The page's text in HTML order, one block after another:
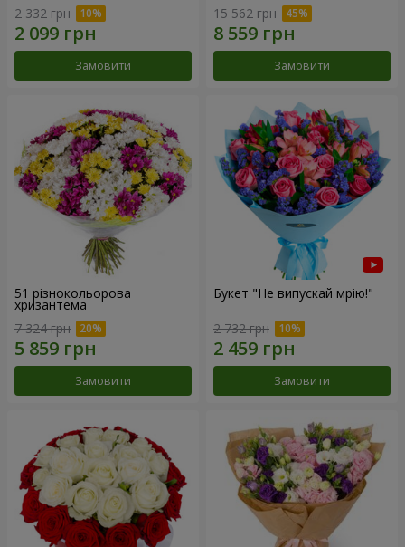
2 332 грн
Замовити
15 562 грн
Замовити
51 різнокольорова
хризантема
7 324 грн
Замовити
Букет "Не випускай мрію!"
2 732 грн
Замовити